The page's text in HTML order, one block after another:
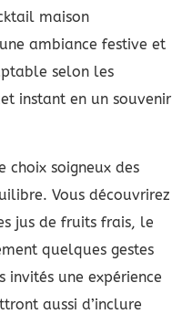
maison
ambiance festive et
selon les
instant en un souvenir
choix soigneux des
Vous découvrirez
jus de fruits frais, le
quelques gestes
invités une expérience
aussi d’inclure